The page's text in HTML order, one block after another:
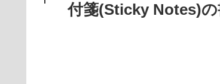
付箋(Sticky Notes)